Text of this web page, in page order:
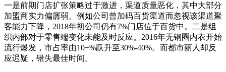
一是前期门店扩张策略过于激进，渠道质量恶化，其中大部分
加盟商实力偏孱弱。例如公司曾加码百货渠道而忽视该渠道聚
客能力下降，2018年初公司仍有7%门店位于百货中。二是组
织内部对于零售端变化未能及时反应。2016年无钢圈内衣开始
流行爆发，市占率由10+%跃升至30%-40%。而都市丽人却反
应迟疑，错失最佳时间。